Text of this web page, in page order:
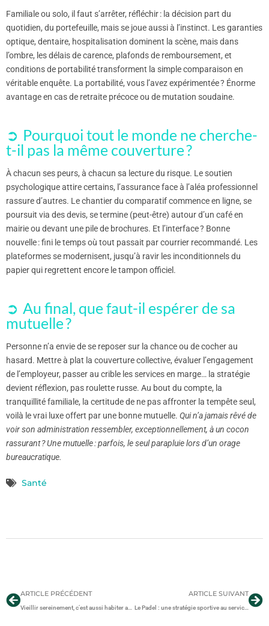
Familiale ou solo, il faut s’arrêter, réfléchir : la décision part du
quotidien, du portefeuille, mais se joue aussi à l’instinct. Les garanties
optique, dentaire, hospitalisation dominent la scène, mais dans
l’ombre, les délais de carence, plafonds de remboursement, et
conditions de portabilité transforment la simple comparaison en
véritable enquête. La portabilité, vous l’avez expérimentée ? Énorme
avantage en cas de retraite précoce ou de mutation soudaine.
Pourquoi tout le monde ne cherche-
t-il pas la même couverture ?
À chacun ses peurs, à chacun sa lecture du risque. Le soutien
psychologique attire certains, l’assurance face à l’aléa professionnel
rassure d’autres. Le chantier du comparatif commence en ligne, se
poursuit via des devis, se termine (peut-être) autour d’un café en
mairie ou devant une pile de brochures. Et l’interface ? Bonne
nouvelle : fini le temps où tout passait par courrier recommandé. Les
plateformes se modernisent, jusqu’à ravir les inconditionnels du
papier qui regrettent encore le tampon officiel.
Au final, que faut-il espérer de sa
mutuelle ?
Personne n’a envie de se reposer sur la chance ou de cocher au
hasard. Mettre à plat la couverture collective, évaluer l’engagement
de l’employeur, passer au crible les services en marge… la stratégie
devient réflexion, pas roulette russe. Au bout du compte, la
tranquillité familiale, la certitude de ne pas affronter la tempête seul,
voilà le vrai luxe offert par une bonne mutuelle. Qui n’a jamais rêvé de
voir son administration ressembler, exceptionnellement, à un cocon
rassurant ? Une mutuelle : parfois, le seul parapluie lors d’un orage
bureaucratique.
Santé
ARTICLE PRÉCÉDENT
Vieillir sereinement, c’est aussi habiter au bon endroit
ARTICLE SUIVANT
Le Padel : une stratégie sportive au service de votre santé